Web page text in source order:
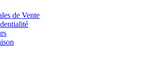
de Vente